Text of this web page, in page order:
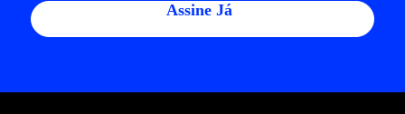
Assine Já